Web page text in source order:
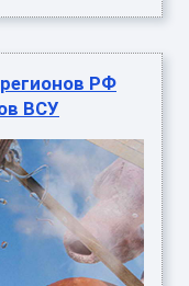
РФ
ВСУ